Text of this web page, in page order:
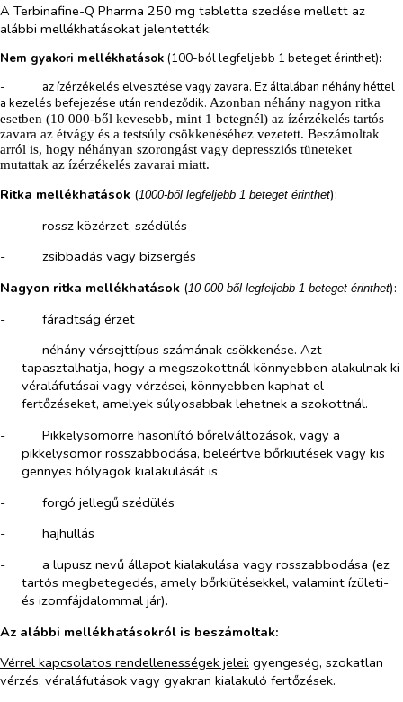
A Terbinafine-Q Pharma 250 mg tabletta szedése mellett az
alábbi mellékhatásokat jelentették:
Nem gyakori mellékhatások (100-ból legfeljebb 1 beteget érinthet):
-​
az ízérzékelés elvesztése vagy zavara. Ez általában néhány héttel
a kezelés befejezése után rendeződik. Azonban néhány nagyon ritka
esetben (10 000-ből kevesebb, mint 1 betegnél) az ízérzékelés tartós
zavara az étvágy és a testsúly csökkenéséhez vezetett. Beszámoltak
arról is, hogy néhányan szorongást vagy depressziós tüneteket
mutattak az ízérzékelés zavarai miatt.
Ritka mellékhatások (1000-ből legfeljebb 1 beteget érinthet):
-​
rossz közérzet, szédülés
-​
zsibbadás vagy bizsergés
Nagyon ritka mellékhatások (10 000-ből legfeljebb 1 beteget érinthet):
-​
fáradtság érzet
-​
néhány vérsejttípus számának csökkenése. Azt
tapasztalhatja, hogy a megszokottnál könnyebben alakulnak ki
véraláfutásai vagy vérzései, könnyebben kaphat el
fertőzéseket, amelyek súlyosabbak lehetnek a szokottnál.
-​
Pikkelysömörre hasonlító bőrelváltozások, vagy a
pikkelysömör rosszabbodása, beleértve bőrkiütések vagy kis
gennyes hólyagok kialakulását is
-​
forgó jellegű szédülés
-​
hajhullás
-​
a lupusz nevű állapot kialakulása vagy rosszabbodása (ez
tartós megbetegedés, amely bőrkiütésekkel, valamint ízületi-
és izomfájdalommal jár).
Az alábbi mellékhatásokról is beszámoltak:
Vérrel kapcsolatos rendellenességek jelei: gyengeség, szokatlan
vérzés, véraláfutások vagy gyakran kialakuló fertőzések.